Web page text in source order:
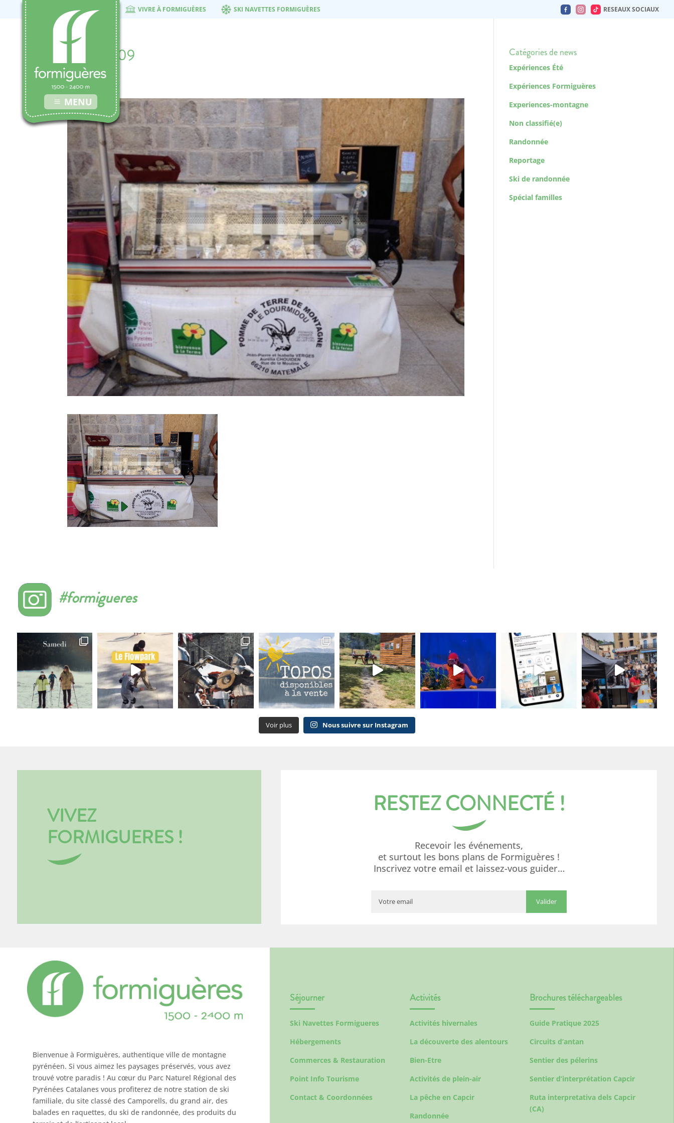
MENU
VIVRE À FORMIGUÈRES SKI NAVETTES FORMIGUÈRES RESEAUX SOCIAUX
marche-09
13 juillet 2018
Catégories de news
Expériences Été
Expériences Formiguères
Experiences-montagne
Non classifié(e)
Randonnée
Reportage
Ski de randonnée
Spécial familles
#formigueres
Voir plus Nous suivre sur Instagram
VIVEZ
FORMIGUERES !
RESTEZ CONNECTÉ !
Recevoir les événements,
et surtout les bons plans de Formiguères !
Inscrivez votre email et laissez-vous guider…
Bienvenue à Formiguères, authentique ville de montagne
pyrénéen. Si vous aimez les paysages préservés, vous avez
trouvé votre paradis ! Au cœur du Parc Naturel Régional des
Pyrénées Catalanes vous profiterez de notre station de ski
familiale, du site classé des Camporells, du grand air, des
balades en raquettes, du ski de randonnée, des produits du
Séjourner
Ski Navettes Formigueres
Hébergements
Commerces & Restauration
Point Info Tourisme
Contact & Coordonnées
Activités
Activités hivernales
La découverte des alentours
Bien-Etre
Activités de plein-air
La pêche en Capcir
Randonnée
Brochures téléchargeables
Guide Pratique 2025
Circuits d’antan
Sentier des pélerins
Sentier d’interprétation Capcir
Ruta interpretativa dels Capcir
(CA)